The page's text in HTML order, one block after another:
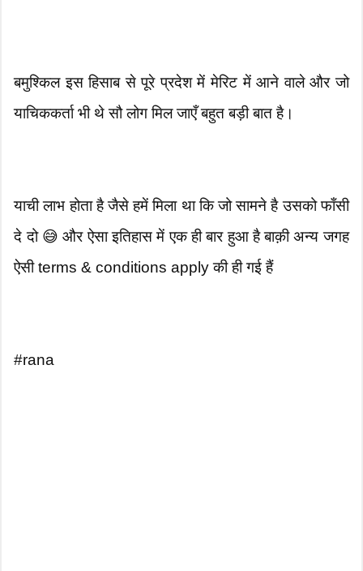
बमुश्किल इस हिसाब से पूरे प्रदेश में मेरिट में आने वाले और जो
याचिककर्ता भी थे सौ लोग मिल जाएँ बहुत बड़ी बात है।
याची लाभ होता है जैसे हमें मिला था कि जो सामने है उसको फाँसी
दे दो 😅 और ऐसा इतिहास में एक ही बार हुआ है बाक़ी अन्य जगह
ऐसी terms & conditions apply की ही गई हैं
#rana